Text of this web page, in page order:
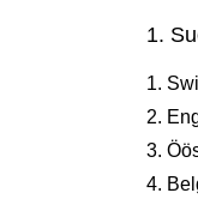
1.
1.
2.
3.
4.